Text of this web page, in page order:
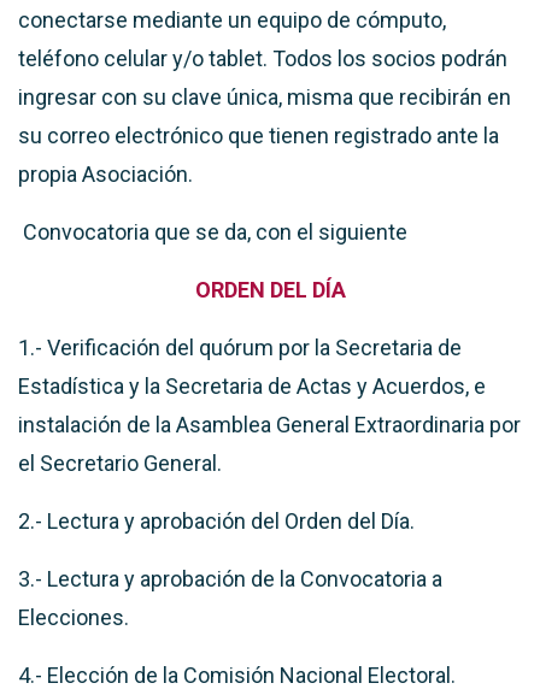
conectarse mediante un equipo de cómputo,
teléfono celular y/o tablet. Todos los socios podrán
ingresar con su clave única, misma que recibirán en
su correo electrónico que tienen registrado ante la
propia Asociación.
Convocatoria que se da, con el siguiente
ORDEN DEL DÍA
1.- Verificación del quórum por la Secretaria de
Estadística y la Secretaria de Actas y Acuerdos, e
instalación de la Asamblea General Extraordinaria por
el Secretario General.
2.- Lectura y aprobación del Orden del Día.
3.- Lectura y aprobación de la Convocatoria a
Elecciones.
4.- Elección de la Comisión Nacional Electoral.